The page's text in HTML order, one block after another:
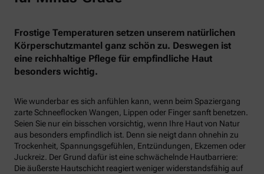
Frostige Temperaturen setzen unserem natürlichen
Körperschutzmantel ganz schön zu. Deswegen ist
eine reichhaltige Pflege für empfindliche Haut
besonders wichtig.
Wie wunderbar es sich anfühlen kann, wenn beim Spaziergang
zarte Schneeflocken Wangen, Lippen oder Finger sanft benetzen.
Seien Sie nur ein bisschen vorsichtig, wenn Ihre Haut von Natur
aus besonders empfindlich ist. Denn sie neigt dann ohnehin zu
Trockenheit, Spannungsgefühlen, Entzündungen, Ekzemen oder
Juckreiz. Der Grund dafür ist eine schwächelnde Hautbarriere:
Die äußerste Hautschicht reagiert weniger widerstandsfähig auf